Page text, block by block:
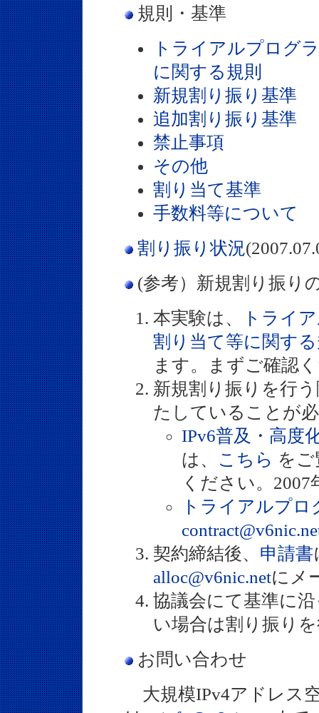
規則・基準
トライアルプログ
に関する規則
新規割り振り基準
追加割り振り基準
禁止事項
その他
割り当て基準
手数料等について
割り振り状況
(参考）新規割り振り
本実験は、
トライ
割り当て等に関す
ます。まずご確認
新規割り振りを行
たしていることが
IPv6普及・高度
は、
こちら を
ください。
トライアルプロ
契約締結後、 申請書
alloc@v6nic.netにメ
協議会にて基準に
い場合は割り振り
お問い合わせ
大規模IPv4アドレス